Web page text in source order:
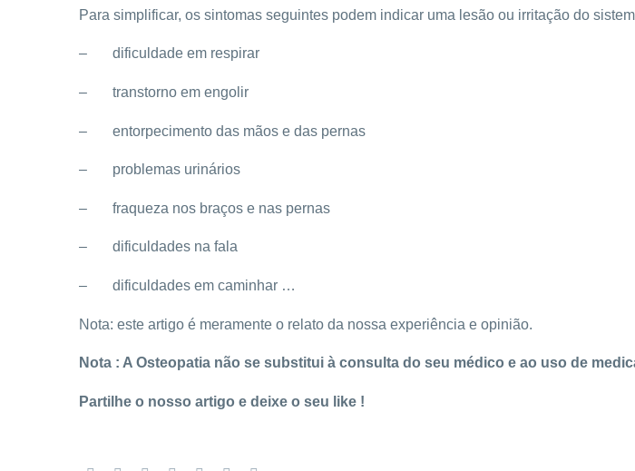
Para simplificar, os sintomas seguintes podem indicar uma lesão ou irritação do
– dificuldade em respirar
– transtorno em engolir
– entorpecimento das mãos e das pernas
– problemas urinários
– fraqueza nos braços e nas pernas
– dificuldades na fala
– dificuldades em caminhar …
Nota: este artigo é meramente o relato da nossa experiência e opinião.
Nota : A Osteopatia não se substitui à consulta do seu médico e ao uso de
Partilhe o nosso artigo e deixe o seu like !